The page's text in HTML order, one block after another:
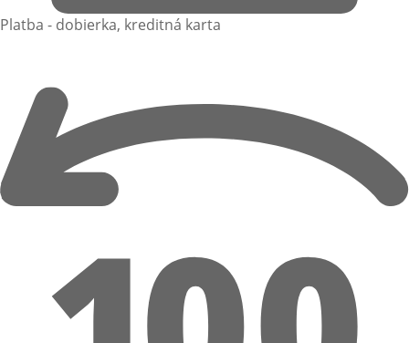
Platba - dobierka, kreditná karta